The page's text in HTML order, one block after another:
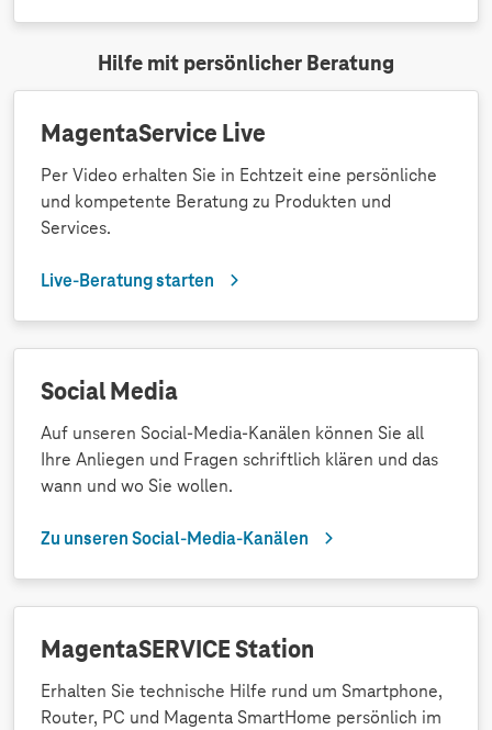
Hilfe mit persönlicher Beratung
MagentaService Live
Per Video erhalten Sie in Echtzeit eine persönliche
und kompetente Beratung zu Produkten und
Services.
Live-Beratung starten
Social Media
Auf unseren Social-Media-Kanälen können Sie all
Ihre Anliegen und Fragen schriftlich klären und das
wann und wo Sie wollen.
Zu unseren Social-Media-Kanälen
MagentaSERVICE Station
Erhalten Sie technische Hilfe rund um Smartphone,
Router, PC und Magenta SmartHome persönlich im